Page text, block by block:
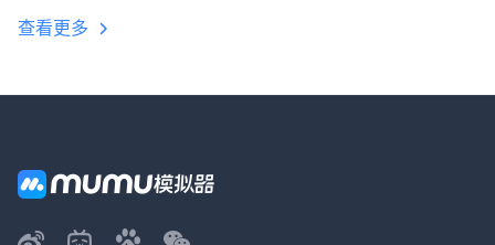
查看更多